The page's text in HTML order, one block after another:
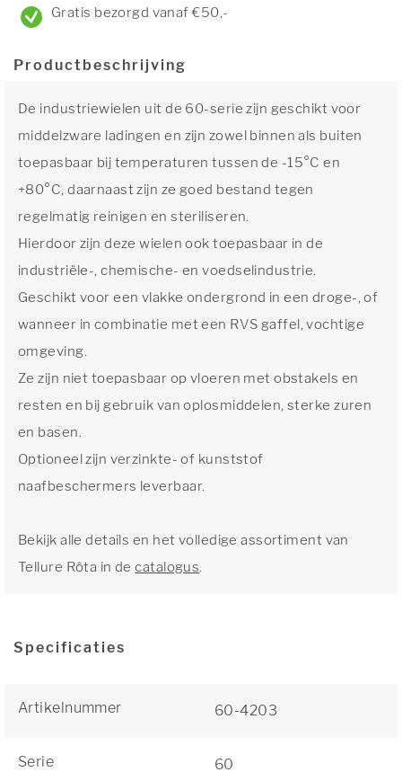
Gratis bezorgd vanaf €50,-
Productbeschrijving
De industriewielen uit de 60-serie zijn geschikt voor
middelzware ladingen en zijn zowel binnen als buiten
toepasbaar bij temperaturen tussen de -15°C en
+80°C, daarnaast zijn ze goed bestand tegen
regelmatig reinigen en steriliseren.
Hierdoor zijn deze wielen ook toepasbaar in de
industriële-, chemische- en voedselindustrie.
Geschikt voor een vlakke ondergrond in een droge-, of
wanneer in combinatie met een RVS gaffel, vochtige
omgeving.
Ze zijn niet toepasbaar op vloeren met obstakels en
resten en bij gebruik van oplosmiddelen, sterke zuren
en basen.
Optioneel zijn verzinkte- of kunststof
naafbeschermers leverbaar.
Bekijk alle details en het volledige assortiment van
Tellure Rôta in decatalogus.
Specificaties
Artikelnummer 60-4203
Serie 60